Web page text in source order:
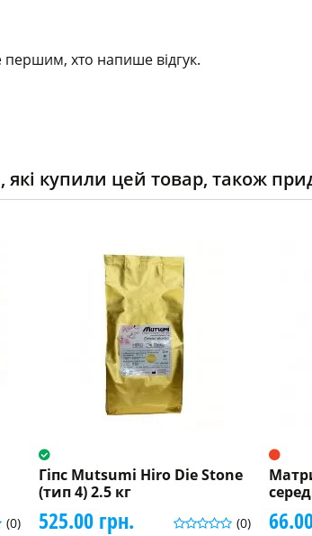
першим, хто напише відгук.
які купили цей товар, також
(0)
Гіпс Mutsumi Hiro Die Stone
(тип 4) 2.5 кг
(0)
525.00 грн.